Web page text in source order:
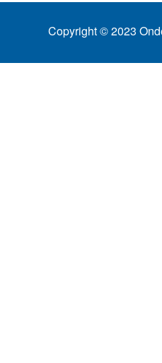
Copyright © 2023